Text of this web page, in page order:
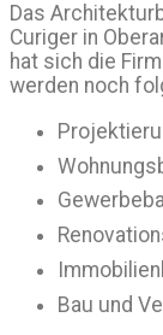
Das
Curiger in
hat sich die
werden noch
Bau und